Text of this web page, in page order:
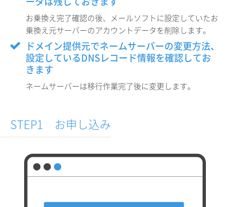
お乗換え完了確認の後、メールソフトに設定していたお
乗換え元サーバーのアカウントデータを削除します。
ドメイン提供元でネームサーバーの変更方法、
設定しているDNSレコード情報を確認してお
きます
ネームサーバーは移行作業完了後に変更します。
STEP1 お申し込み